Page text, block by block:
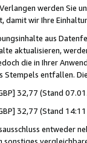
werden Sie
wir Ihre
aus
aktualisieren,
die in Ihrer
entfallen.
32,77 (Stand
32,77 (Stand
entweder